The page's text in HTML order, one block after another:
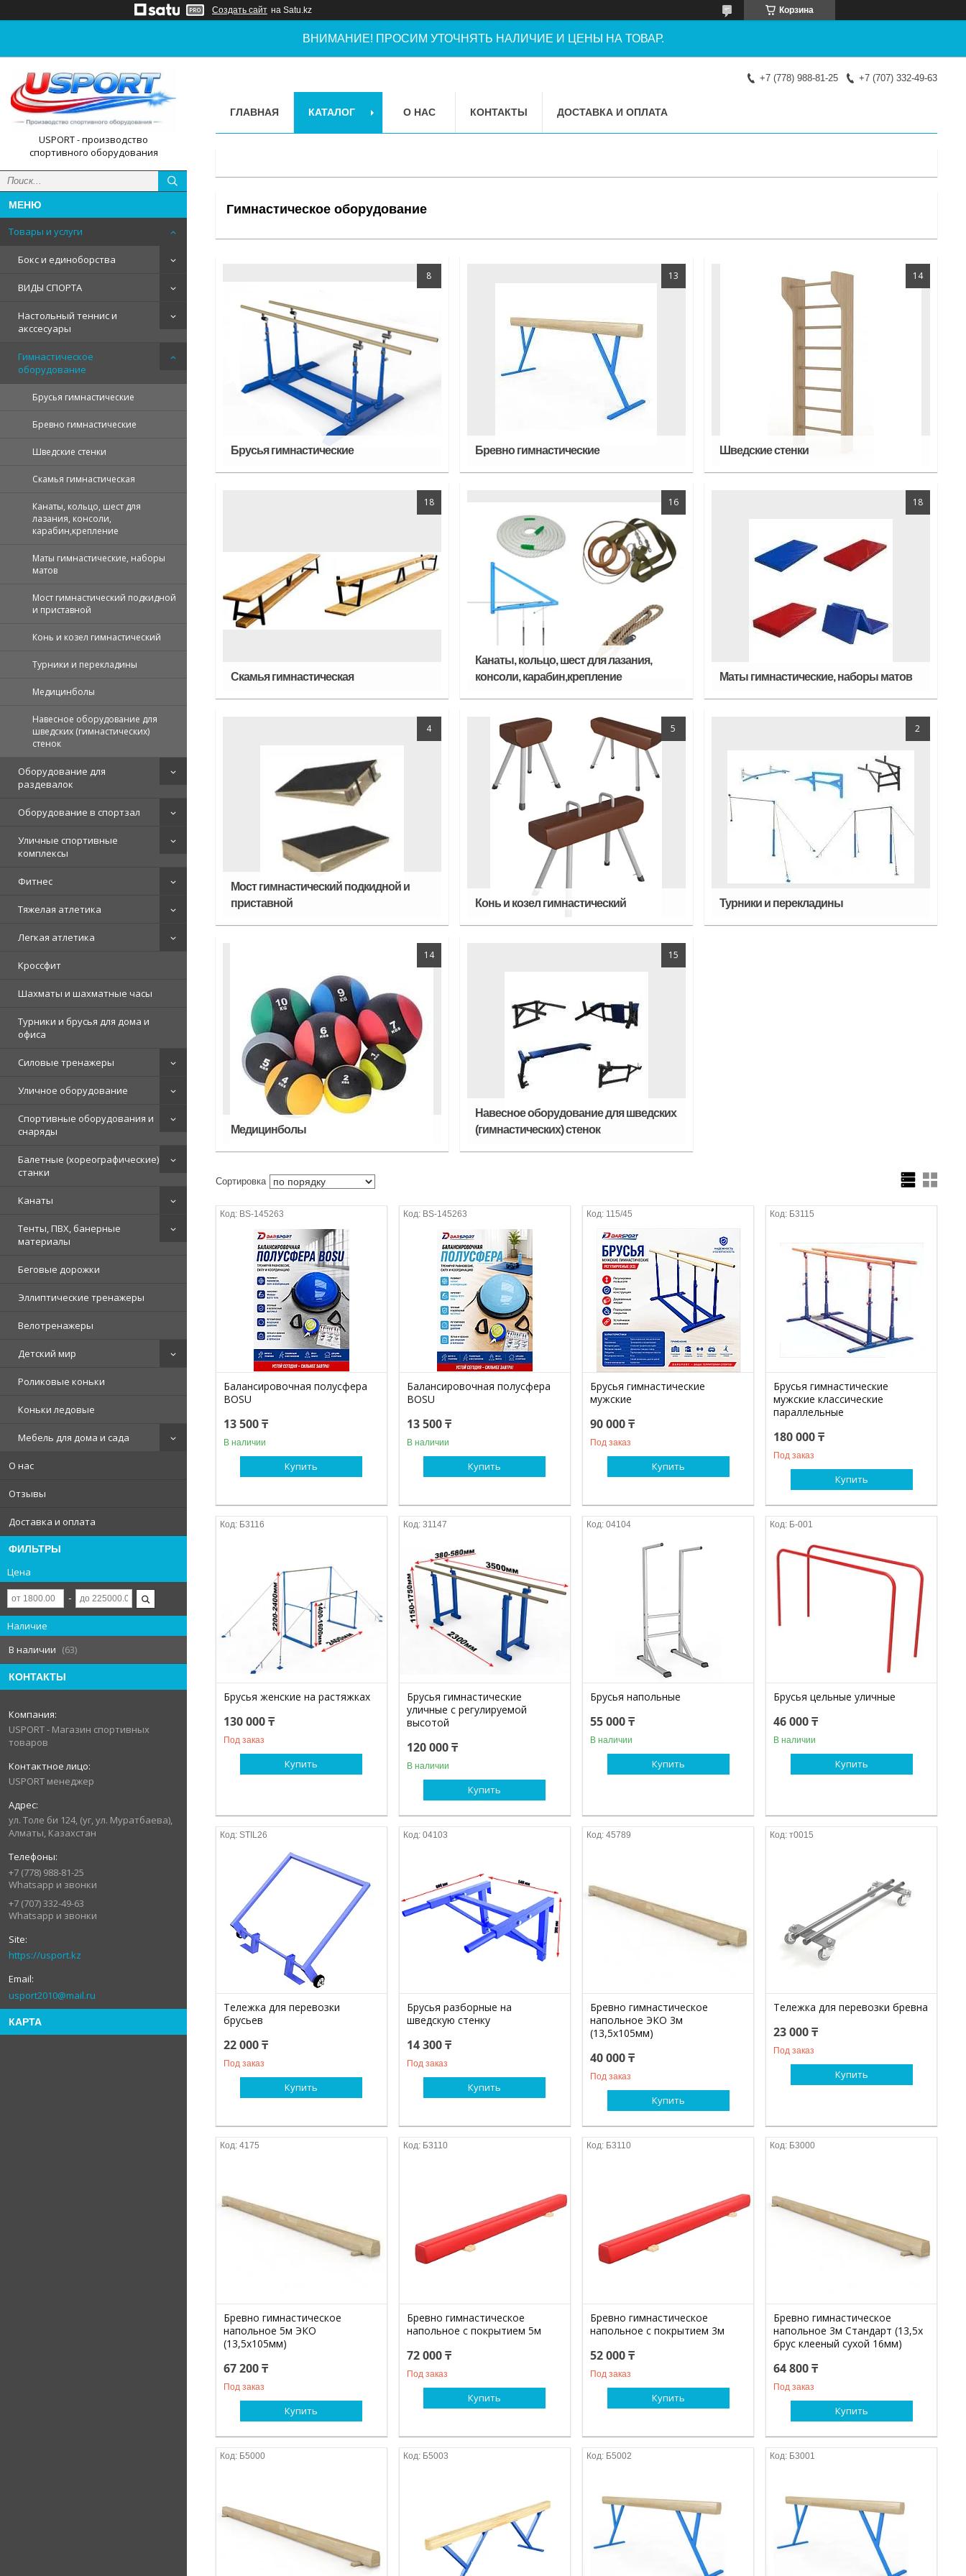
Создать сайт на Satu.kz Корзина
ВНИМАНИЕ! ПРОСИМ УТОЧНЯТЬ НАЛИЧИЕ И ЦЕНЫ НА ТОВАР.
USPORT - производство
спортивного оборудования
Товары и услуги
Бокс и единоборства
ВИДЫ СПОРТА
Настольный теннис и
акссесуары
Гимнастическое
оборудование
Брусья гимнастические
Бревно гимнастические
Шведские стенки
Скамья гимнастическая
Канаты, кольцо, шест для
лазания, консоли,
карабин,крепление
Маты гимнастические, наборы
матов
Мост гимнастический подкидной
и приставной
Конь и козел гимнастический
Турники и перекладины
Медицинболы
Навесное оборудование для
шведских (гимнастических)
стенок
Оборудование для
раздевалок
Оборудование в спортзал
Уличные спортивные
комплексы
Фитнес
Тяжелая атлетика
Легкая атлетика
Кроссфит
Шахматы и шахматные часы
Турники и брусья для дома и
офиса
Силовые тренажеры
Уличное оборудование
Спортивные оборудования и
снаряды
Балетные (хореографические)
станки
Канаты
Тенты, ПВХ, банерные
материалы
Беговые дорожки
Эллиптические тренажеры
Велотренажеры
Детский мир
Роликовые коньки
Коньки ледовые
Мебель для дома и сада
О нас
Отзывы
Доставка и оплата
ФИЛЬТРЫ
Цена
Наличие
В наличии
63
КОНТАКТЫ
USPORT - Магазин спортивных
товаров
USPORT менеджер
ул. Толе би 124, (уг, ул. Муратбаева),
Алматы, Казахстан
+7 (778) 988-81-25
Whatsapp и звонки
+7 (707) 332-49-63
Whatsapp и звонки
https://usport.kz
usport2010@mail.ru
КАРТА
+7 (778) 988-81-25 +7 (707) 332-49-63
ГЛАВНАЯ КАТАЛОГ О НАС КОНТАКТЫ ДОСТАВКА И ОПЛАТА
Гимнастическое оборудование
8
Брусья гимнастические
13
Бревно гимнастические
14
Шведские стенки
18
Скамья гимнастическая
16
Канаты, кольцо, шест для лазания,
консоли, карабин,крепление
18
Маты гимнастические, наборы матов
4
Мост гимнастический подкидной и
приставной
5
Конь и козел гимнастический
2
Турники и перекладины
14
Медицинболы
15
Навесное оборудование для шведских
(гимнастических) стенок
BS-145263
Балансировочная полусфера
BOSU
13 500 ₸
В наличии
Купить
BS-145263
Балансировочная полусфера
BOSU
13 500 ₸
В наличии
Купить
115/45
Брусья гимнастические
мужские
90 000 ₸
Под заказ
Купить
Б3115
Брусья гимнастические
мужские классические
параллельные
180 000 ₸
Под заказ
Купить
Б3116
Брусья женские на растяжках
130 000 ₸
Под заказ
Купить
31147
Брусья гимнастические
уличные с регулируемой
высотой
120 000 ₸
В наличии
Купить
04104
Брусья напольные
55 000 ₸
В наличии
Купить
Б-001
Брусья цельные уличные
46 000 ₸
В наличии
Купить
STIL26
Тележка для перевозки
брусьев
22 000 ₸
Под заказ
Купить
04103
Брусья разборные на
шведскую стенку
14 300 ₸
Под заказ
Купить
45789
Бревно гимнастическое
напольное ЭКО 3м
(13,5х105мм)
40 000 ₸
Под заказ
Купить
т0015
Тележка для перевозки бревна
23 000 ₸
Под заказ
Купить
4175
Бревно гимнастическое
напольное 5м ЭКО
(13,5х105мм)
67 200 ₸
Под заказ
Купить
Б3110
Бревно гимнастическое
напольное с покрытием 5м
72 000 ₸
Под заказ
Купить
Б3110
Бревно гимнастическое
напольное с покрытием 3м
52 000 ₸
Под заказ
Купить
Б3000
Бревно гимнастическое
напольное 3м Стандарт (13,5х
брус клееный сухой 16мм)
64 800 ₸
Под заказ
Купить
Б5000 Б5003 Б5002 Б3001